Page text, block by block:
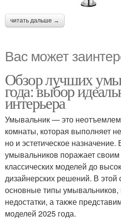
читать дальше →
Вас может
Обзор лучших
года: выбор
интерьера
Умывальник — это
комнаты, которая выполняет
но и эстетическое
умывальников поражает
классических моделей до
дизайнерских решений. В
основные типы
недостатки, а также
моделей 2025 года.